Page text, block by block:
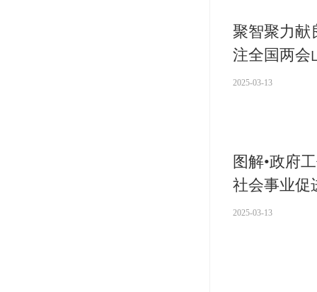
聚智聚力
注全国两会
2025-03-13
图解•政府
社会事业促
2025-03-13